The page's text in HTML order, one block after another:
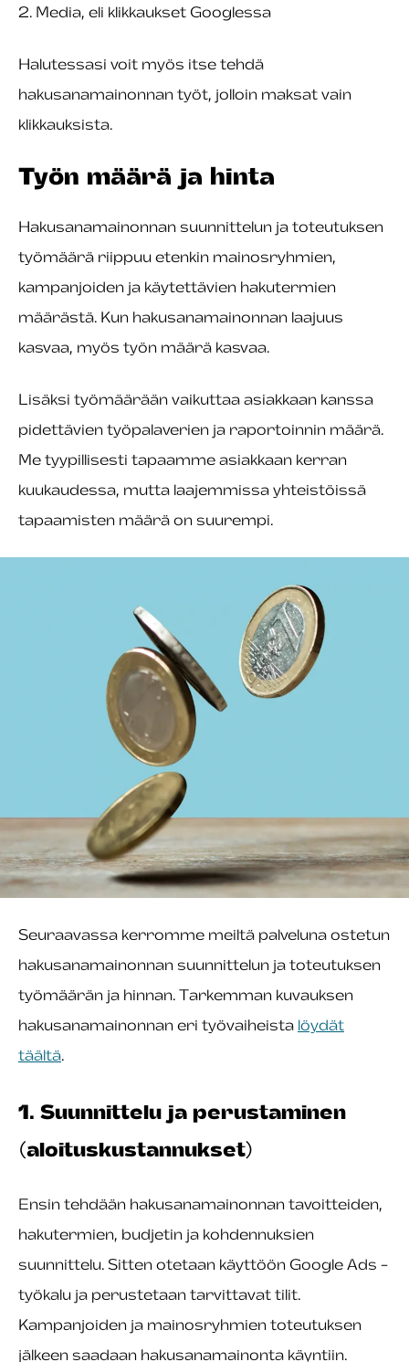
2. Media, eli klikkaukset Googlessa
Halutessasi voit myös itse tehdä
hakusanamainonnan työt, jolloin maksat vain
klikkauksista.
Työn määrä ja hinta
Hakusanamainonnan suunnittelun ja toteutuksen
työmäärä riippuu etenkin mainosryhmien,
kampanjoiden ja käytettävien hakutermien
määrästä. Kun hakusanamainonnan laajuus
kasvaa, myös työn määrä kasvaa.
Lisäksi työmäärään vaikuttaa asiakkaan kanssa
pidettävien työpalaverien ja raportoinnin määrä.
Me tyypillisesti tapaamme asiakkaan kerran
kuukaudessa, mutta laajemmissa yhteistöissä
tapaamisten määrä on suurempi.
Seuraavassa kerromme meiltä palveluna ostetun
hakusanamainonnan suunnittelun ja toteutuksen
työmäärän ja hinnan. Tarkemman kuvauksen
hakusanamainonnan eri työvaiheista löydät
täältä.
1. Suunnittelu ja perustaminen
(aloituskustannukset)
Ensin tehdään hakusanamainonnan tavoitteiden,
hakutermien, budjetin ja kohdennuksien
suunnittelu. Sitten otetaan käyttöön Google Ads -
työkalu ja perustetaan tarvittavat tilit.
Kampanjoiden ja mainosryhmien toteutuksen
jälkeen saadaan hakusanamainonta käyntiin.